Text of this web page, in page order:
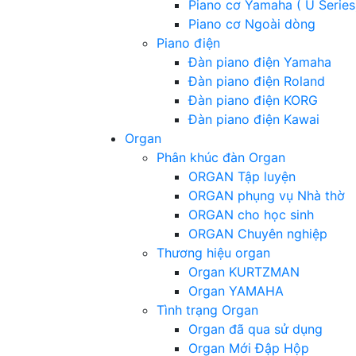
Piano cơ Yamaha ( U
Piano cơ Ngoài dòng
Piano điện
Đàn piano điện Yamaha
Đàn piano điện Roland
Đàn piano điện KORG
Đàn piano điện Kawai
Organ
Phân khúc đàn Organ
ORGAN Tập luyện
ORGAN phụng vụ Nhà thờ
ORGAN cho học sinh
ORGAN Chuyên nghiệp
Thương hiệu organ
Organ KURTZMAN
Organ YAMAHA
Tình trạng Organ
Organ đã qua sử dụng
Organ Mới Đập Hộp